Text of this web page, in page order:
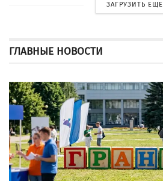
ЗАГРУЗИТЬ ЕЩЕ
ГЛАВНЫЕ НОВОСТИ